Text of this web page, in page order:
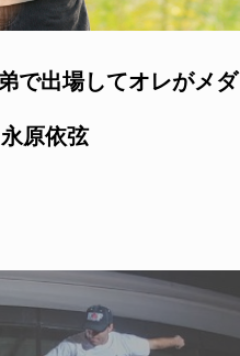
で出場してオレがメダ
原依弦